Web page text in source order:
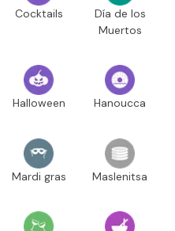
Cocktails
Día de los
Muertos
Halloween Hanoucca
Mardi gras Maslenitsa